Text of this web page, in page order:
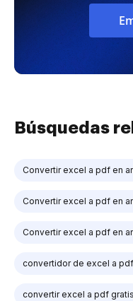
Búsquedas
Convertir excel a pdf en
Convertir excel a pdf en
Convertir excel a pdf en
convertidor de excel a
convertir excel a pdf gratis